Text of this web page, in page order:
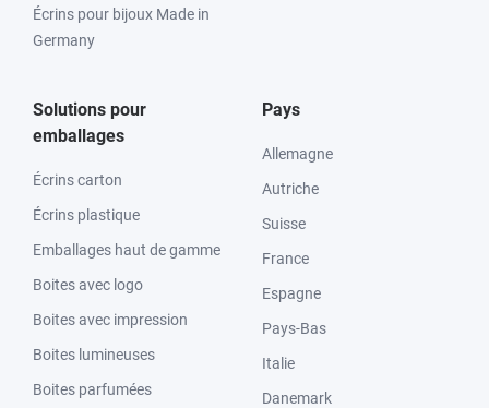
Écrins pour bijoux Made in
Germany
Solutions pour
emballages
Écrins carton
Écrins plastique
Emballages haut de gamme
Boites avec logo
Boites avec impression
Boites lumineuses
Boites parfumées
Pays
Allemagne
Autriche
Suisse
France
Espagne
Pays-Bas
Italie
Danemark